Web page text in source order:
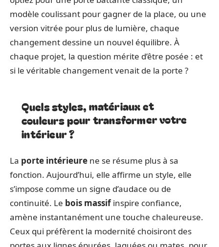
modèle coulissant pour gagner de la place, ou une
version vitrée pour plus de lumière, chaque
changement dessine un nouvel équilibre. À
chaque projet, la question mérite d’être posée : et
si le véritable changement venait de la porte ?
Quels styles, matériaux et
couleurs pour transformer votre
intérieur ?
La porte intérieure ne se résume plus à sa
fonction. Aujourd’hui, elle affirme un style, elle
s’impose comme un signe d’audace ou de
continuité. Le bois massifinspire confiance,
amène instantanément une touche chaleureuse.
Ceux qui préfèrent la modernité choisiront des